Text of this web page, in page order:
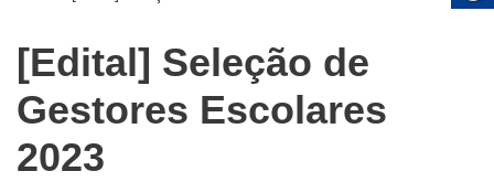
[Edital] Seleção de
Gestores Escolares
2023